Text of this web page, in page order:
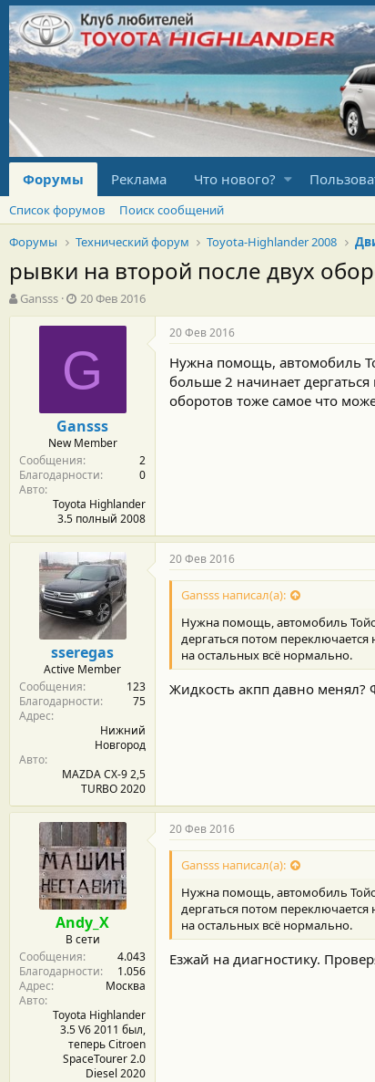
Форумы Реклама Что нового?
Список форумов
Поиск сообщений
Форумы
Технический форум Toyota-Highlander 2008
рывки на второй после двух
А
в
Gansss
Д
а
т
а
а
л
а
20 Фев 2016
G
Gansss
New Member
Сообщения
2
Благодарности
0
Авто
Toyota Highlander
3.5 полный 2008
20 Фев 2016
Нужна помощь, автомобиль
больше 2 начинает
оборотов тоже самое что
sseregas
Active Member
Сообщения
123
Благодарности
75
Адрес
Нижний
Новгород
Авто
MAZDA CX-9 2,5
TURBO 2020
20 Фев 2016
Gansss написал(а):
Нужна помощь, автомобиль
дергаться потом
на остальных всё нормально.
Жидкость акпп давно менял?
Andy_X
В сети
Сообщения
4.043
Благодарности
1.056
Адрес
Москва
Авто
Toyota Highlander
3.5 V6 2011 был,
теперь Citroen
SpaceTourer 2.0
Diesel 2020
20 Фев 2016
Gansss написал(а):
Нужна помощь, автомобиль
дергаться потом
на остальных всё нормально.
Езжай на диагностику.